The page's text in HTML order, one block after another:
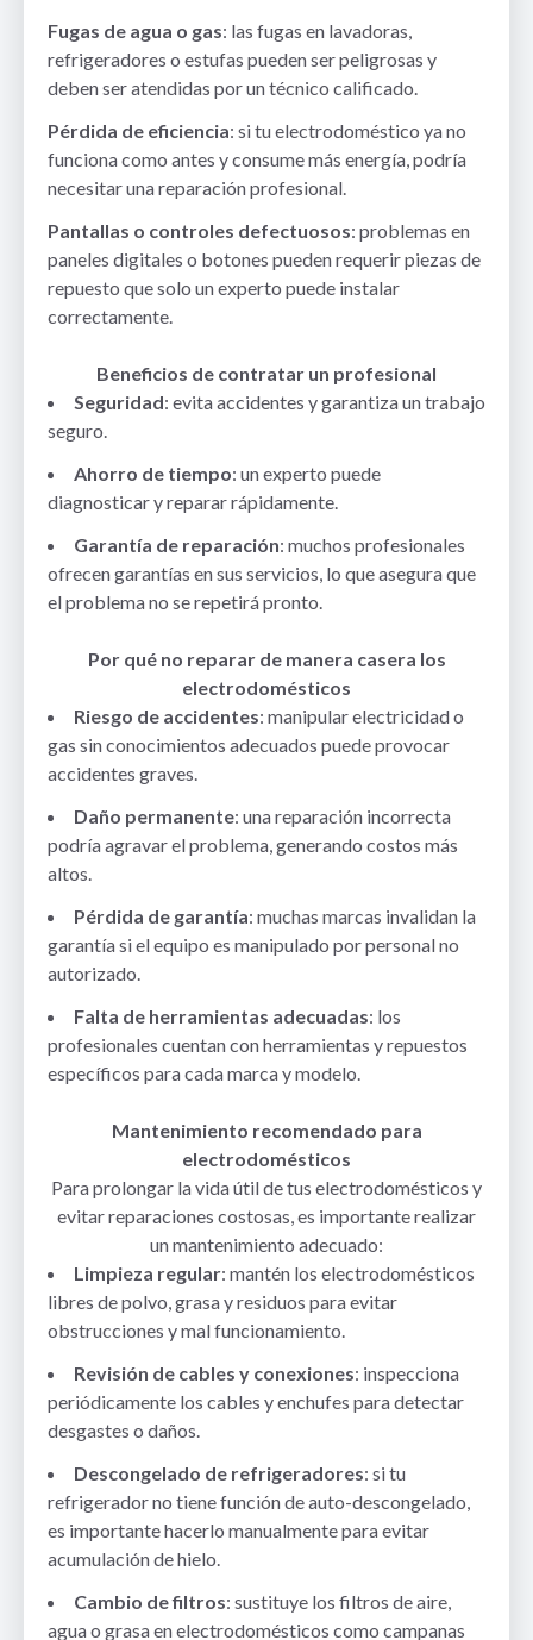
Fugas de agua o gas: las fugas en lavadoras,
refrigeradores o estufas pueden ser peligrosas y
deben ser atendidas por un técnico calificado.
Pérdida de eficiencia: si tu electrodoméstico ya no
funciona como antes y consume más energía, podría
necesitar una reparación profesional.
Pantallas o controles defectuosos: problemas en
paneles digitales o botones pueden requerir piezas de
repuesto que solo un experto puede instalar
correctamente.
Beneficios de contratar un profesional
Seguridad: evita accidentes y garantiza un trabajo
seguro.
Ahorro de tiempo: un experto puede
diagnosticar y reparar rápidamente.
Garantía de reparación: muchos profesionales
ofrecen garantías en sus servicios, lo que asegura que
el problema no se repetirá pronto.
Por qué no reparar de manera casera los
electrodomésticos
Riesgo de accidentes: manipular electricidad o
gas sin conocimientos adecuados puede provocar
accidentes graves.
Daño permanente: una reparación incorrecta
podría agravar el problema, generando costos más
altos.
Pérdida de garantía: muchas marcas invalidan la
garantía si el equipo es manipulado por personal no
autorizado.
Falta de herramientas adecuadas: los
profesionales cuentan con herramientas y repuestos
específicos para cada marca y modelo.
Mantenimiento recomendado para
electrodomésticos
Para prolongar la vida útil de tus electrodomésticos y
evitar reparaciones costosas, es importante realizar
un mantenimiento adecuado:
Limpieza regular: mantén los electrodomésticos
libres de polvo, grasa y residuos para evitar
obstrucciones y mal funcionamiento.
Revisión de cables y conexiones: inspecciona
periódicamente los cables y enchufes para detectar
desgastes o daños.
Descongelado de refrigeradores: si tu
refrigerador no tiene función de auto-descongelado,
es importante hacerlo manualmente para evitar
acumulación de hielo.
Cambio de filtros: sustituye los filtros de aire,
agua o grasa en electrodomésticos como campanas